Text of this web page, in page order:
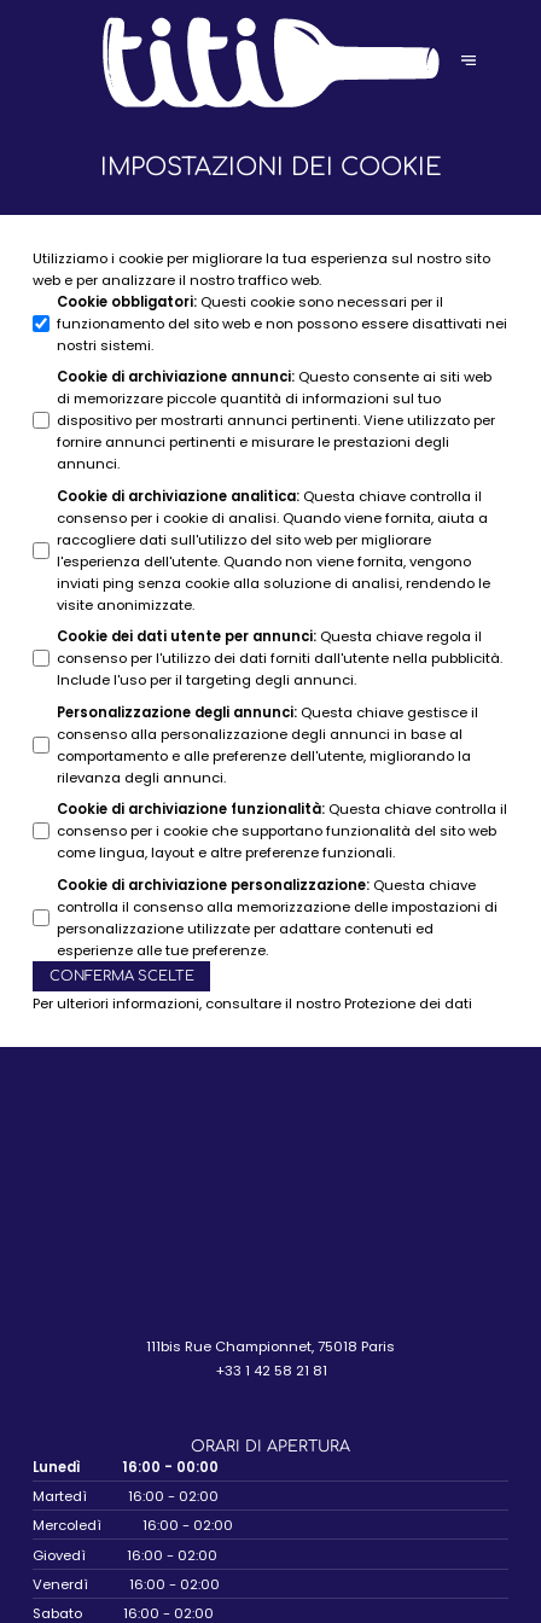
IMPOSTAZIONI DEI COOKIE
Utilizziamo i cookie per migliorare la tua esperienza sul nostro sito
web e per analizzare il nostro traffico web.
Cookie obbligatori: Questi cookie sono necessari per il
funzionamento del sito web e non possono essere disattivati nei
nostri sistemi.
Cookie di archiviazione annunci: Questo consente ai siti web
di memorizzare piccole quantità di informazioni sul tuo
dispositivo per mostrarti annunci pertinenti. Viene utilizzato per
fornire annunci pertinenti e misurare le prestazioni degli
annunci.
Cookie di archiviazione analitica: Questa chiave controlla il
consenso per i cookie di analisi. Quando viene fornita, aiuta a
raccogliere dati sull'utilizzo del sito web per migliorare
l'esperienza dell'utente. Quando non viene fornita, vengono
inviati ping senza cookie alla soluzione di analisi, rendendo le
visite anonimizzate.
Cookie dei dati utente per annunci: Questa chiave regola il
consenso per l'utilizzo dei dati forniti dall'utente nella pubblicità.
Include l'uso per il targeting degli annunci.
Personalizzazione degli annunci: Questa chiave gestisce il
consenso alla personalizzazione degli annunci in base al
comportamento e alle preferenze dell'utente, migliorando la
rilevanza degli annunci.
Cookie di archiviazione funzionalità: Questa chiave controlla il
consenso per i cookie che supportano funzionalità del sito web
come lingua, layout e altre preferenze funzionali.
Cookie di archiviazione personalizzazione: Questa chiave
controlla il consenso alla memorizzazione delle impostazioni di
personalizzazione utilizzate per adattare contenuti ed
esperienze alle tue preferenze.
CONFERMA SCELTE
Per ulteriori informazioni, consultare il nostroProtezione dei dati
111bis Rue Championnet, 75018 Paris
+33 1 42 58 21 81
ORARI DI APERTURA
Lunedì
16:00 - 00:00
Martedì
16:00 - 02:00
Mercoledì
16:00 - 02:00
Giovedì
16:00 - 02:00
Venerdì
16:00 - 02:00
Sabato
16:00 - 02:00